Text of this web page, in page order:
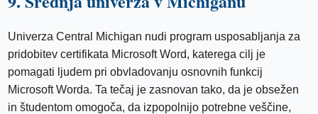
Univerza Central Michigan nudi program usposabljanja za
pridobitev certifikata Microsoft Word, katerega cilj je
pomagati ljudem pri obvladovanju osnovnih funkcij
Microsoft Worda. Ta tečaj je zasnovan tako, da je obsežen
in študentom omogoča, da izpopolnijo potrebne veščine,